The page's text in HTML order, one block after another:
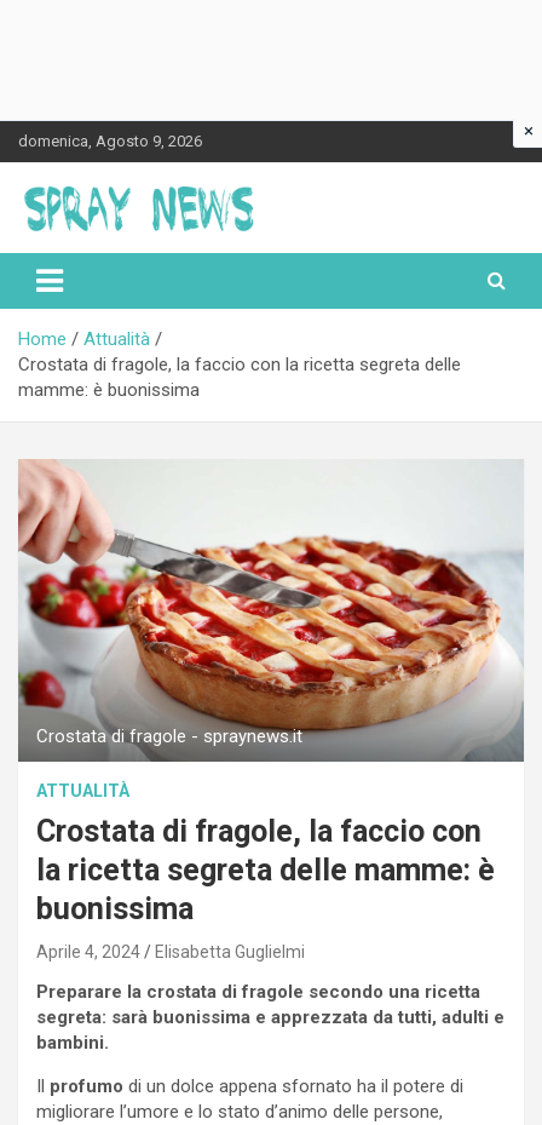
Skip
to
content
domenica, Agosto 9, 2026
Spraynews.it
Home
Attualità
Crostata di fragole, la faccio con la ricetta segreta delle
mamme: è buonissima
Crostata di fragole - spraynews.it
ATTUALITÀ
Crostata di fragole, la faccio con
la ricetta segreta delle mamme: è
buonissima
Aprile 4, 2024 Elisabetta Guglielmi
Preparare la crostata di fragole secondo una ricetta
segreta: sarà buonissima e apprezzata da tutti, adulti e
bambini.
profumo di un dolce appena sfornato ha il potere di
migliorare l’umore e lo stato d’animo delle persone,
×